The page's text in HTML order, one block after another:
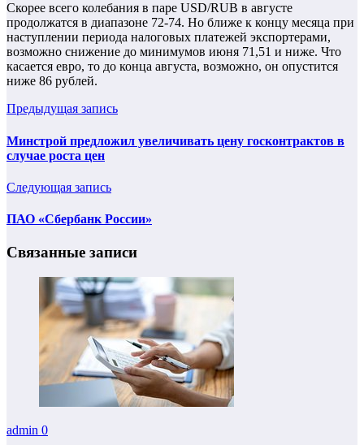
Скорее всего колебания в паре USD/RUB в августе
продолжатся в диапазоне 72-74. Но ближе к концу месяца при
наступлении периода налоговых платежей экспортерами,
возможно снижение до минимумов июня 71,51 и ниже. Что
касается евро, то до конца августа, возможно, он опустится
ниже 86 рублей.
Предыдущая запись
Минстрой предложил увеличивать цену госконтрактов в
случае роста цен
Следующая запись
ПАО «Сбербанк России»
Связанные записи
admin 0